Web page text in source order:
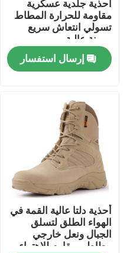
مسكن
منتجات
جولة في المعمل
مراقبة الجودة
اتصل بنا
اطلب اقتباس
أحذية جلدية عسكرية
مقاومة للحرارة المطاط
تسولي انتعاش سريع
مرونة عالية
إرسال استفسار
أحذية دلتا عالية القمة في
الهواء الطلق لتسلق
الجبال ونعل خارجي
مطاطي مقاوم للاهتراء